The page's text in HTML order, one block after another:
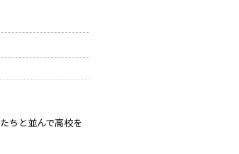
ちと並んで高校を